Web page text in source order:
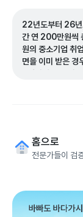
22년도부터 26
간 연 200만원씩
원의 중소기업 취
면을 이미 받은
3월까지 감면 기
홈으로
전문가들이 검